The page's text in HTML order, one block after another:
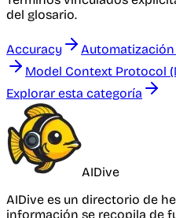
del glosario.
Accuracy
Model Context Protocol
Explorar esta categoría
AIDive
AIDive es un directorio de
información se recopila de